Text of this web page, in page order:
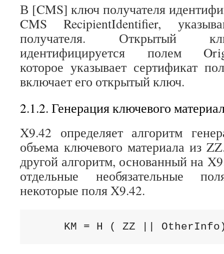
В [CMS] ключ получателя
CMS RecipientIdentifier,
получателя. Открытый
идентифицируется полем
которое указывает сертификат
включает его открытый ключ.
2.1.2. Генерация ключевого
X9.42 определяет алгоритм
объема ключевого материала из
другой алгоритм, основанный на
отдельные необязательные
некоторые поля X9.42.
KM = H ( ZZ ||